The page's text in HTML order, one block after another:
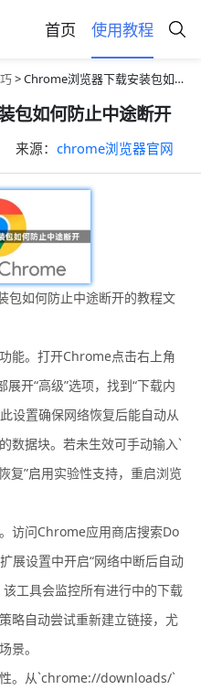
首页 使用教程
> Chrome浏览器下载安装包如何防止中途断开
包如何防止中途断开
来源： chrome浏览器官网
包如何防止中途断开的教程文
能。打开Chrome点击右上角
开“高级”选项，找到“下载内
设置确保网络恢复后能自动从
数据块。若未生效可手动输入`
”启用实验性支持，重启浏览
访问Chrome应用商店搜索Do
展设置中开启“网络中断后自动
工具会监控所有进行中的下载
略自动尝试重新建立链接，尤
景。
。从`chrome://downloads/`